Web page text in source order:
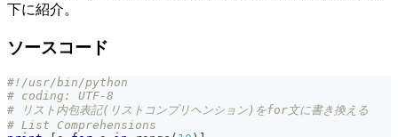
下に紹介。
ソースコード
#!/usr/bin/python
# coding: UTF-8
# リスト内包表記(リストコンプリヘンション)をfor文に書き換える
# List Comprehensions